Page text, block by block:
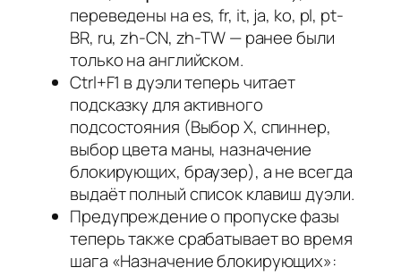
переведены на es, fr, it, ja, ko, pl, pt-
BR, ru, zh-CN, zh-TW — ранее были
только на английском.
Ctrl+F1 в дуэли теперь читает
подсказку для активного
подсостояния (Выбор X, спиннер,
выбор цвета маны, назначение
блокирующих, браузер), а не всегда
выдаёт полный список клавиш дуэли.
Предупреждение о пропуске фазы
теперь также срабатывает во время
шага «Назначение блокирующих»: